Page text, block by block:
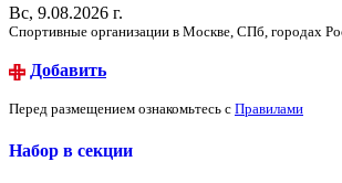
Вс, 9.08.2026 г.
Спортивные организации в Москве, СПб, городах
Добавить
Перед размещением ознакомьтесь с Правилами
Набор в секции